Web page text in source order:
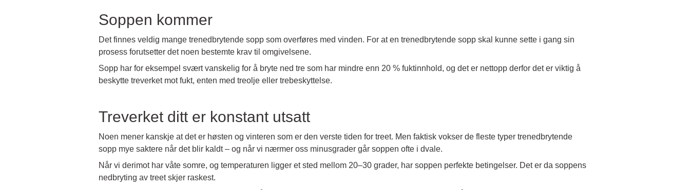
Soppen kommer
Det finnes veldig mange trenedbrytende sopp som overføres med vinden. For at en trenedbrytende sopp skal kunne sette i gang sin
prosess forutsetter det noen bestemte krav til omgivelsene.
Sopp har for eksempel svært vanskelig for å bryte ned tre som har mindre enn 20 % fuktinnhold, og det er nettopp derfor det er viktig å
beskytte treverket mot fukt, enten med treolje eller trebeskyttelse.
Treverket ditt er konstant utsatt
Noen mener kanskje at det er høsten og vinteren som er den verste tiden for treet. Men faktisk vokser de fleste typer trenedbrytende
sopp mye saktere når det blir kaldt – og når vi nærmer oss minusgrader går soppen ofte i dvale.
Når vi derimot har våte somre, og temperaturen ligger et sted mellom 20–30 grader, har soppen perfekte betingelser. Det er da soppens
nedbryting av treet skjer raskest.